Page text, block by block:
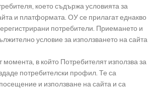
което съдържа условията за
и платформата. ОУ се прилагат еднакво
потребители. Приемането и
условие за използването на сайта
момента, в който Потребителят използва за
потребителски профил. Те са
и използване на сайта и са